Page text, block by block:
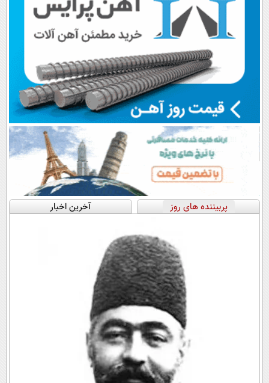
پربیننده های روز آخرین اخبار